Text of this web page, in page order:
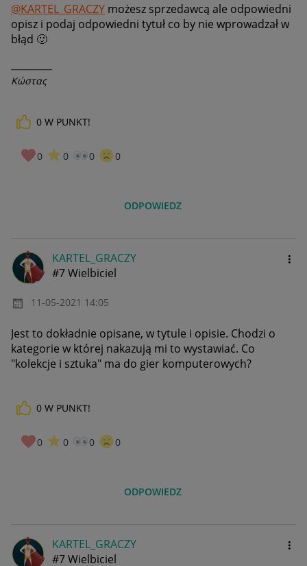
@KARTEL_GRACZY możesz sprzedawcą ale odpowiedni
opisz i podaj odpowiedni tytuł co by nie wprowadzał w
błąd 🙂
Κώστας
0 W PUNKT!
0 0 0 0
ODPOWIEDZ
KARTEL_GRACZY
#7 Wielbiciel
‎11-05-2021 14:05
Jest to dokładnie opisane, w tytule i opisie. Chodzi o
kategorie w której nakazują mi to wystawiać. Co
"kolekcje i sztuka" ma do gier komputerowych?
0 W PUNKT!
0 0 0 0
ODPOWIEDZ
KARTEL_GRACZY
#7 Wielbiciel